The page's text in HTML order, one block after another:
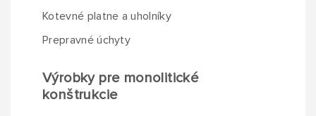
Kotevné platne a uholníky
Prepravné úchyty
Výrobky pre monolitické
konštrukcie